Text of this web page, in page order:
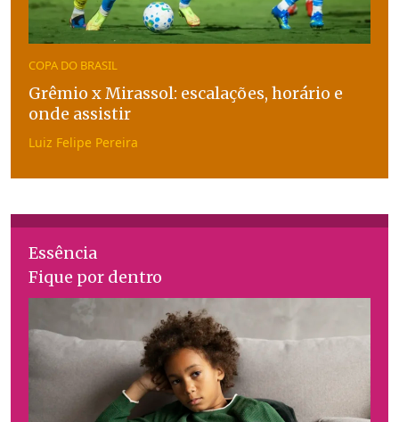
COPA DO BRASIL
Grêmio x Mirassol: escalações, horário e
onde assistir
Luiz Felipe Pereira
Essência
Fique por dentro